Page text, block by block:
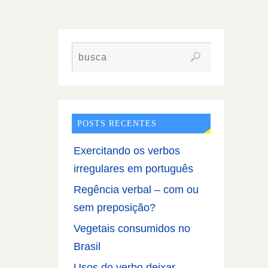
POSTS RECENTES
Exercitando os verbos
irregulares em português
Regência verbal – com ou
sem preposição?
Vegetais consumidos no
Brasil